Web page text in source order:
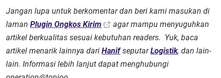
Jangan lupa untuk berkomentar dan beri kami masukan di
laman Plugin Ongkos Kirim
agar mampu menyuguhkan
artikel berkualitas sesuai kebutuhan readers. Yuk, baca
artikel menarik lainnya dari HanifseputarLogistik, dan lain-
lain. Informasi lebih lanjut dapat menghubungi